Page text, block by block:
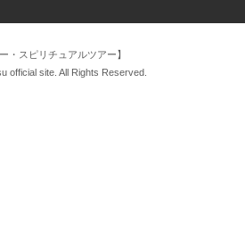
・スピリチュアルツアー】
official site. All Rights Reserved.